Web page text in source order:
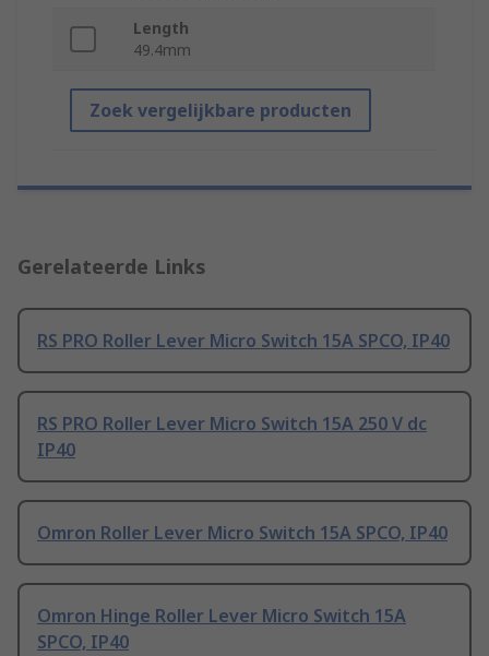
Length
49.4mm
Zoek vergelijkbare producten
Gerelateerde Links
RS PRO Roller Lever Micro Switch 15A SPCO, IP40
RS PRO Roller Lever Micro Switch 15A 250 V dc
IP40
Omron Roller Lever Micro Switch 15A SPCO, IP40
Omron Hinge Roller Lever Micro Switch 15A
SPCO, IP40